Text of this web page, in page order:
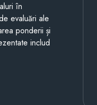
în
evaluări ale
ponderii și
includ